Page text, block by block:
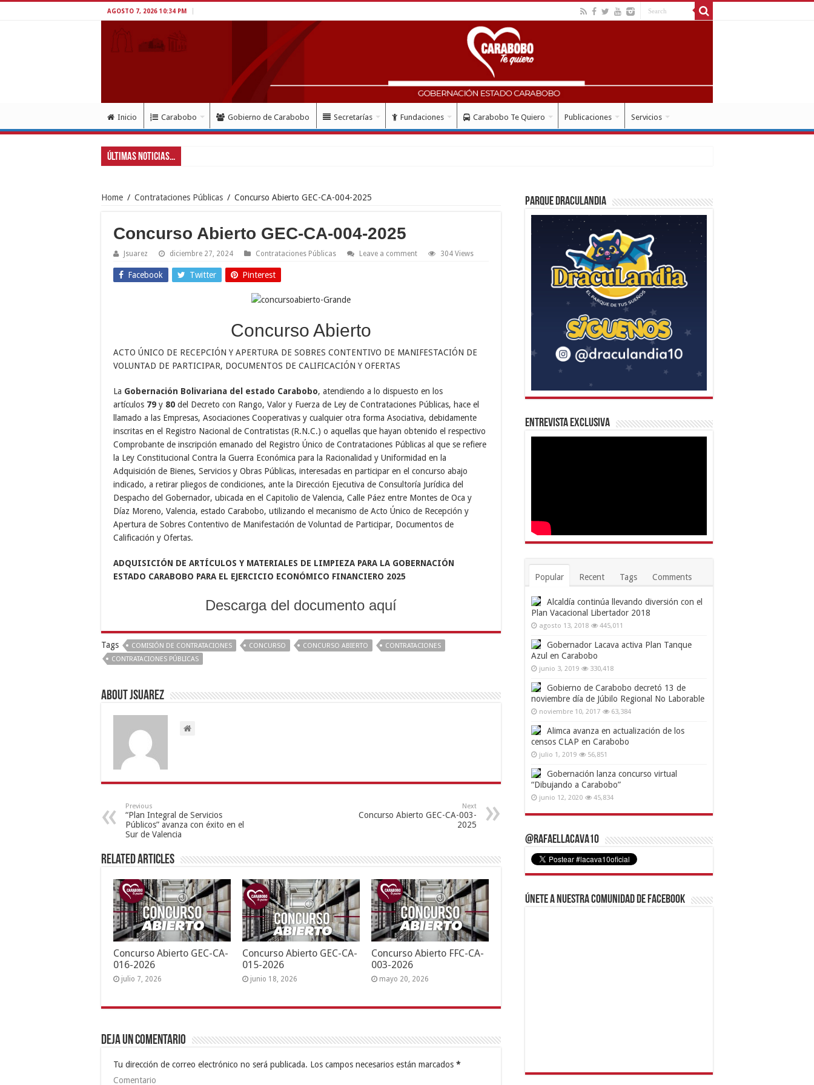
AGOSTO 7, 2026 10:34 PM
Inicio Carabobo Gobierno de Carabobo Secretarías Fundaciones Carabobo Te Quiero Publicaciones Servicios
Últimas Noticias...
Home / Contrataciones Públicas / Concurso Abierto GEC-CA-004-2025
Concurso Abierto GEC-CA-004-2025
Jsuarez diciembre 27, 2024 Contrataciones Públicas Leave a comment 304 Views
Facebook Twitter Pinterest
Concurso Abierto
ACTO ÚNICO DE RECEPCIÓN Y APERTURA DE SOBRES CONTENTIVO DE MANIFESTACIÓN DE
VOLUNTAD DE PARTICIPAR, DOCUMENTOS DE CALIFICACIÓN Y OFERTAS
La Gobernación Bolivariana del estado Carabobo, atendiendo a lo dispuesto en los
artículos 79 y 80 del Decreto con Rango, Valor y Fuerza de Ley de Contrataciones Públicas, hace el
llamado a las Empresas, Asociaciones Cooperativas y cualquier otra forma Asociativa, debidamente
inscritas en el Registro Nacional de Contratistas (R.N.C.) o aquellas que hayan obtenido el respectivo
Comprobante de inscripción emanado del Registro Único de Contrataciones Públicas al que se refiere
la Ley Constitucional Contra la Guerra Económica para la Racionalidad y Uniformidad en la
Adquisición de Bienes, Servicios y Obras Públicas, interesadas en participar en el concurso abajo
indicado, a retirar pliegos de condiciones, ante la Dirección Ejecutiva de Consultoría Jurídica del
Despacho del Gobernador, ubicada en el Capitolio de Valencia, Calle Páez entre Montes de Oca y
Díaz Moreno, Valencia, estado Carabobo, utilizando el mecanismo de Acto Único de Recepción y
Apertura de Sobres Contentivo de Manifestación de Voluntad de Participar, Documentos de
Calificación y Ofertas.
ADQUISICIÓN DE ARTÍCULOS Y MATERIALES DE LIMPIEZA PARA LA GOBERNACIÓN
ESTADO CARABOBO PARA EL EJERCICIO ECONÓMICO FINANCIERO 2025
Descarga del documento aquí
Tags COMISIÓN DE CONTRATACIONES CONCURSO CONCURSO ABIERTO
CONTRATACIONES
CONTRATACIONES PÚBLICAS
About Jsuarez
Previous
“Plan Integral de Servicios
Públicos” avanza con éxito en el
Sur de Valencia
Next
Concurso Abierto GEC-CA-003-
2025
Related Articles
Concurso Abierto GEC-CA-
016-2026
julio 7, 2026
Concurso Abierto GEC-CA-
015-2026
junio 18, 2026
Concurso Abierto FFC-CA-
003-2026
mayo 20, 2026
Deja un comentario
Tu dirección de correo electrónico no será publicada. Los campos necesarios están marcados *
Comentario
Parque Draculandia
Entrevista Exclusiva
Popular Recent Tags Comments
Alcaldía continúa llevando diversión con el
Plan Vacacional Libertador 2018
agosto 13, 2018 445,011
Gobernador Lacava activa Plan Tanque
Azul en Carabobo
junio 3, 2019 330,418
Gobierno de Carabobo decretó 13 de
noviembre día de Júbilo Regional No Laborable
noviembre 10, 2017 63,384
Alimca avanza en actualización de los
censos CLAP en Carabobo
julio 1, 2019 56,851
Gobernación lanza concurso virtual
“Dibujando a Carabobo”
junio 12, 2020 45,834
@RafaelLacava10
Únete a nuestra comunidad de Facebook